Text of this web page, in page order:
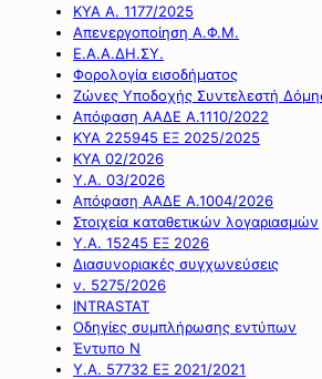
ΚΥΑ Α. 1177/2025
Απενεργοποίηση Α.Φ.Μ.
Ε.Α.Α.ΔΗ.ΣΥ.
Φορολογία εισοδήματος
Ζώνες Υποδοχής Συντελεστή
Απόφαση ΑΑΔΕ Α.1110/2022
ΚΥΑ 225945 ΕΞ 2025/2025
ΚΥΑ 02/2026
Υ.Α. 03/2026
Απόφαση ΑΑΔΕ Α.1004/2026
Στοιχεία καταθετικών λογαριασμών
Υ.Α. 15245 ΕΞ 2026
Διασυνοριακές συγχωνεύσεις
ν. 5275/2026
INTRASTAT
Οδηγίες συμπλήρωσης εντύπων
Έντυπο Ν
Υ.Α. 57732 ΕΞ 2021/2021